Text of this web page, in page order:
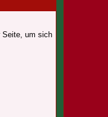
Seite, um sich